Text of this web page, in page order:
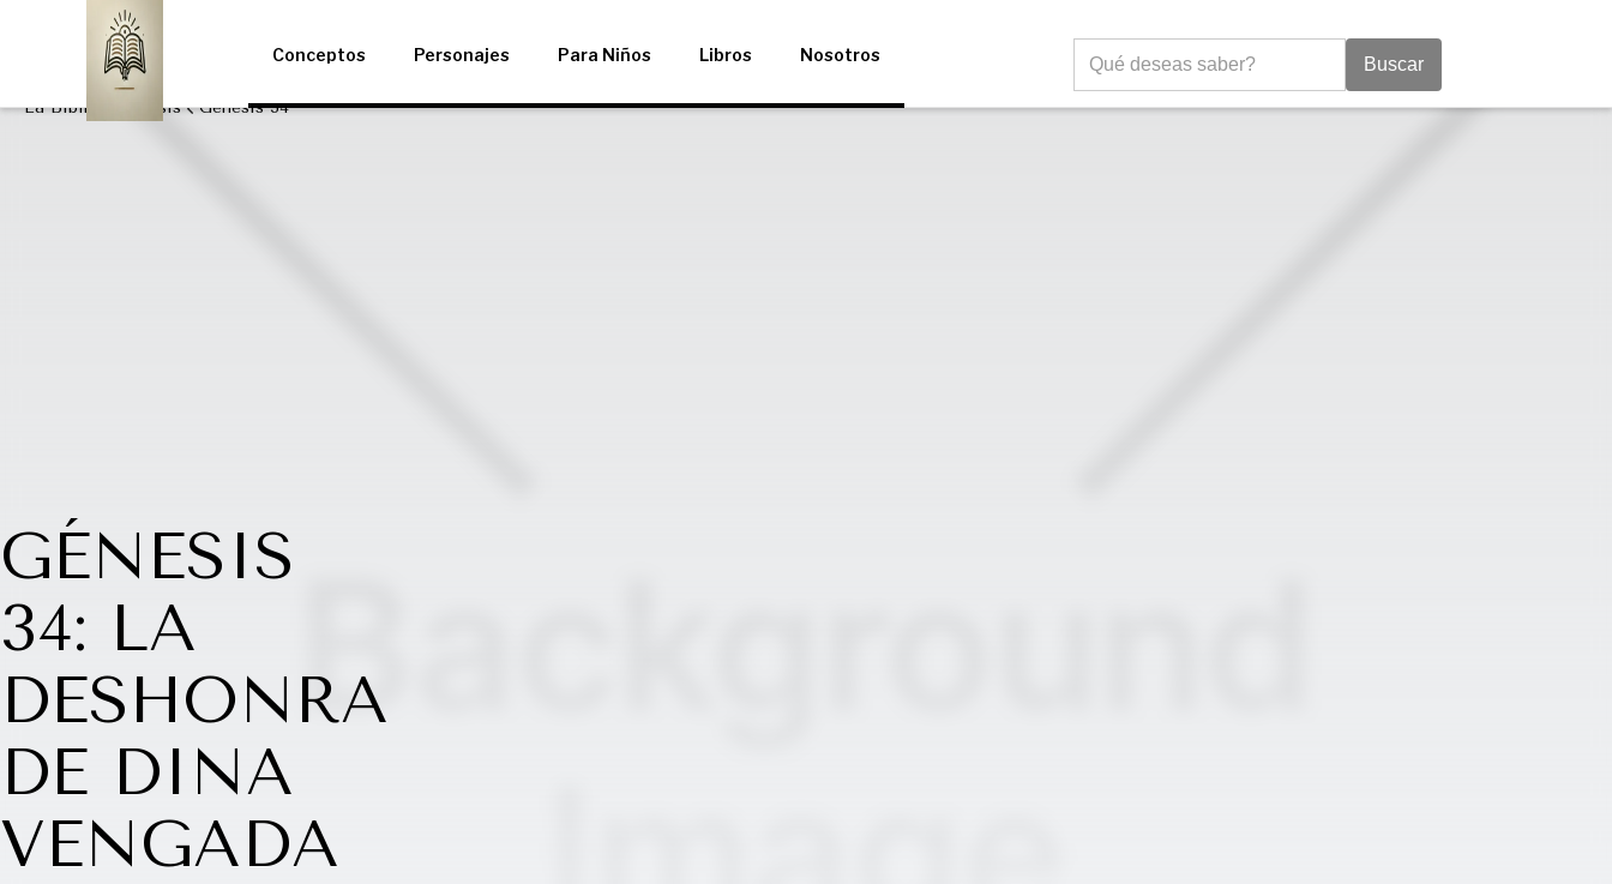
Conceptos Personajes Para Niños Libros Nosotros
GÉNESIS
34: LA
DESHONRA
DE DINA
VENGADA
La Biblia Génesis Génesis 34